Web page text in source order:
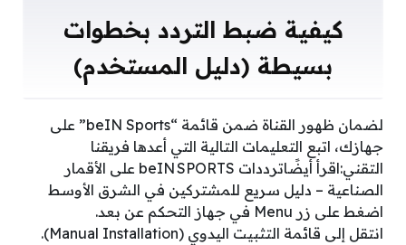
كيفية ضبط التردد بخطوات
بسيطة (دليل المستخدم)
لضمان ظهور القناة ضمن قائمة “beIN Sports” على
جهازك، اتبع التعليمات التالية التي أعدها فريقنا
التقني:اقرأ أيضًاترددات beIN SPORTS على الأقمار
الصناعية – دليل سريع للمشتركين في الشرق الأوسط
اضغط على زر Menu في جهاز التحكم عن بعد.
انتقل إلى قائمة التثبيت اليدوي (Manual Installation).